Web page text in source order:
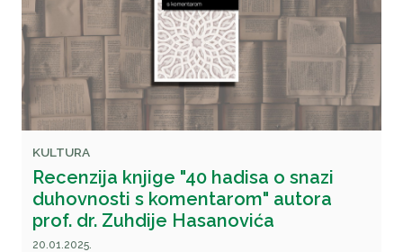
KULTURA
Recenzija knjige "40 hadisa o snazi
duhovnosti s komentarom" autora
prof. dr. Zuhdije Hasanovića
20.01.2025.